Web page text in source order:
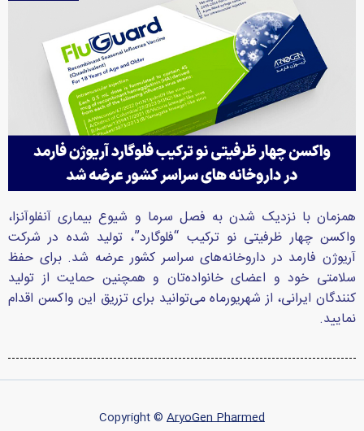
همزمان با نزدیک شدن به فصل سرما و شیوع بیماری آنفلوآنزا،
واکسن چهار ظرفیتی نو ترکیب “فلوگارد”، تولید شده در شرکت
آریوژن فارمد در داروخانه‌های سراسر کشور عرضه شد. برای حفظ
سلامتی خود و اعضای خانواده‌تان و همچنین حمایت از تولید
کنندگان ایرانی، از شهریورماه می‌توانید برای تزریق این واکسن اقدام
نمایید.
Copyright © AryoGen Pharmed